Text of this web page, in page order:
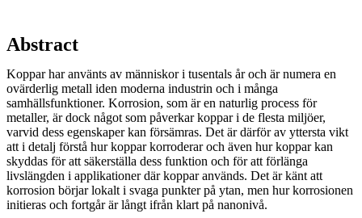
Abstract
Koppar har använts av människor i tusentals år och är numera en
ovärderlig metall iden moderna industrin och i många
samhällsfunktioner. Korrosion, som är en naturlig process för
metaller, är dock något som påverkar koppar i de flesta miljöer,
varvid dess egenskaper kan försämras. Det är därför av yttersta vikt
att i detalj förstå hur koppar korroderar och även hur koppar kan
skyddas för att säkerställa dess funktion och för att förlänga
livslängden i applikationer där koppar används. Det är känt att
korrosion börjar lokalt i svaga punkter på ytan, men hur korrosionen
initieras och fortgår är långt ifrån klart på nanonivå.